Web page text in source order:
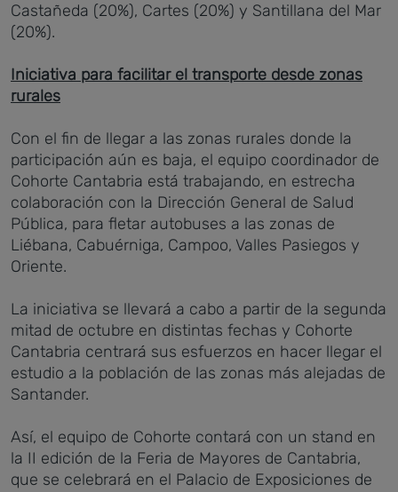
Castañeda (20%), Cartes (20%) y Santillana del Mar
(20%).
Iniciativa para facilitar el transporte desde zonas
rurales
Con el fin de llegar a las zonas rurales donde la
participación aún es baja, el equipo coordinador de
Cohorte Cantabria está trabajando, en estrecha
colaboración con la Dirección General de Salud
Pública, para fletar autobuses a las zonas de
Liébana, Cabuérniga, Campoo, Valles Pasiegos y
Oriente.
La iniciativa se llevará a cabo a partir de la segunda
mitad de octubre en distintas fechas y Cohorte
Cantabria centrará sus esfuerzos en hacer llegar el
estudio a la población de las zonas más alejadas de
Santander.
Así, el equipo de Cohorte contará con un stand en
la II edición de la Feria de Mayores de Cantabria,
que se celebrará en el Palacio de Exposiciones de